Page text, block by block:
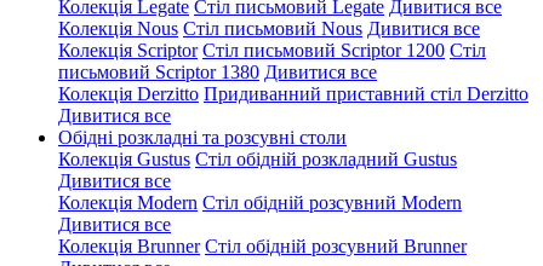
Колекція Legate Стіл письмовий Legate Дивитися все
Колекція Nous Стіл письмовий Nous Дивитися все
Колекція Scriptor Стіл письмовий Scriptor 1200 Стіл
письмовий Scriptor 1380 Дивитися все
Колекція Derzitto Придиванний приставний стіл Derzitto
Дивитися все
Обідні розкладні та розсувні столи
Колекція Gustus Стіл обідній розкладний Gustus
Дивитися все
Колекція Modern Стіл обідній розсувний Modern
Дивитися все
Колекція Brunner Стіл обідній розсувний Brunner